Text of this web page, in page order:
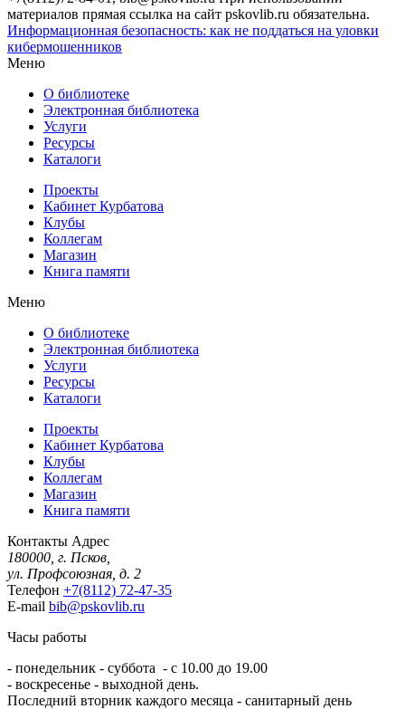
материалов прямая ссылка на сайт pskovlib.ru обязательна.
Информационная безопасность: как не поддаться на уловки
кибермошенников
Меню
О библиотеке
Электронная библиотека
Услуги
Ресурсы
Каталоги
Проекты
Кабинет Курбатова
Клубы
Коллегам
Магазин
Книга памяти
Меню
О библиотеке
Электронная библиотека
Услуги
Ресурсы
Каталоги
Проекты
Кабинет Курбатова
Клубы
Коллегам
Магазин
Книга памяти
Контакты Адрес
180000, г. Псков,
ул. Профсоюзная, д. 2
Телефон +7(8112) 72-47-35
E-mail bib@pskovlib.ru
Часы работы
- понедельник - суббота - с 10.00 до 19.00
- воскресенье - выходной день.
Последний вторник каждого месяца - санитарный день